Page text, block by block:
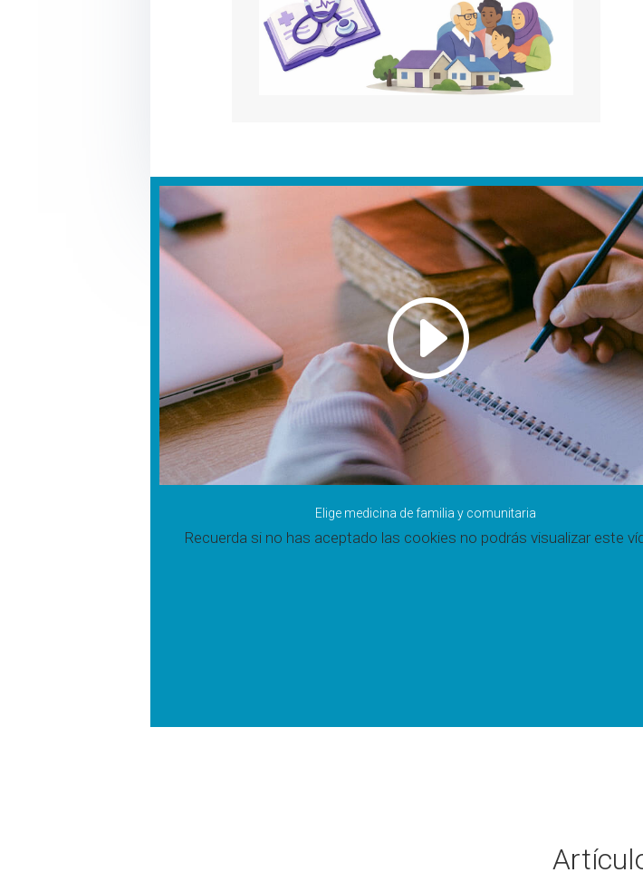
Elige medicina de familia y comunitaria
Recuerda si no has aceptado las cookies no podrás visualizar este